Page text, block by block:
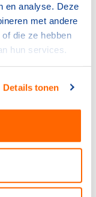
en analyse. Deze
met andere
die ze hebben
hun services.
Details tonen
Bovenste foto
de Kraats,
en
Inge
nam NOC*NSF
van 1 januari